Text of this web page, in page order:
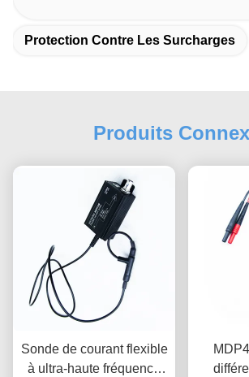
Protection Contre Les Surcharges
Produits
Sonde de courant flexible
à ultra-haute fréquence